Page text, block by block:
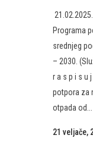
Programa
srednjeg
– 2030.
r a s p i s u
potpora za
otpada od...
21 veljače,